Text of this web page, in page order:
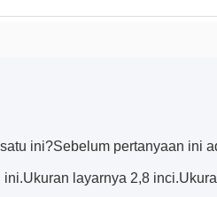
ini?Sebelum pertanyaan ini
layarnya 2,8